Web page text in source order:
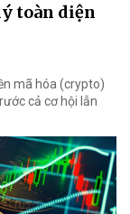
toàn diện
mã hóa (crypto)
cả cơ hội lẫn